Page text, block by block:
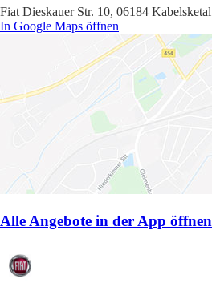
Fiat Dieskauer Str. 10, 06184 Kabelsketal
In Google Maps öffnen
Alle Angebote in der App öffnen